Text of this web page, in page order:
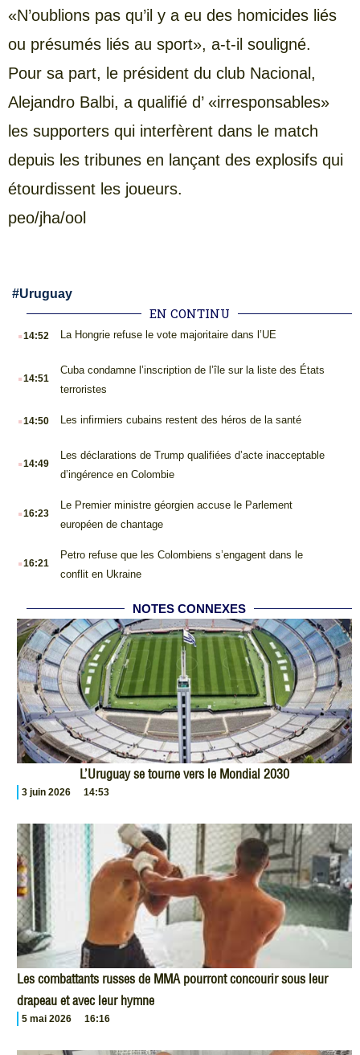
«N’oublions pas qu’il y a eu des homicides liés
ou présumés liés au sport», a-t-il souligné.
Pour sa part, le président du club Nacional,
Alejandro Balbi, a qualifié d’ «irresponsables»
les supporters qui interfèrent dans le match
depuis les tribunes en lançant des explosifs qui
étourdissent les joueurs.
peo/jha/ool
#Uruguay
EN CONTINU
.14:52 La Hongrie refuse le vote majoritaire dans l’UE
.14:51
Cuba condamne l’inscription de l’île sur la liste des États
terroristes
.14:50 Les infirmiers cubains restent des héros de la santé
.14:49
Les déclarations de Trump qualifiées d’acte inacceptable
d’ingérence en Colombie
.16:23
Le Premier ministre géorgien accuse le Parlement
européen de chantage
.16:21
Petro refuse que les Colombiens s’engagent dans le
conflit en Ukraine
NOTES CONNEXES
L’Uruguay se tourne vers le Mondial 2030
3 juin 2026 14:53
Les combattants russes de MMA pourront concourir sous leur
drapeau et avec leur hymne
5 mai 2026 16:16